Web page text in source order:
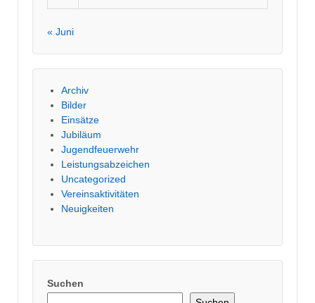
« Juni
Archiv
Bilder
Einsätze
Jubiläum
Jugendfeuerwehr
Leistungsabzeichen
Uncategorized
Vereinsaktivitäten
Neuigkeiten
Suchen